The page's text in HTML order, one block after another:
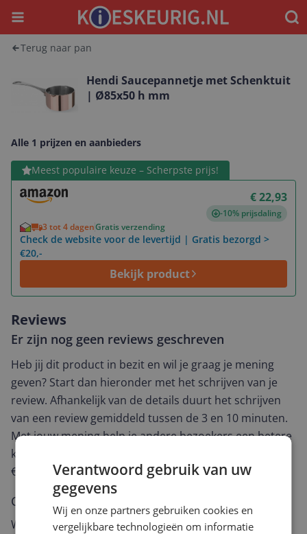
Menu
Terug naar pan
Hendi Saucepannetje met Schenktuit
| Ø85x50 h mm
Alle 1 prijzen en aanbieders
Meest populaire keuze – Scherpste prijs!
€ 22,93
-10% prijsdaling
3 tot 4 dagenGratis verzending
Check de website voor de levertijd | Gratis bezorgd >
€20,-
Bekijk product
Bekijk product
Reviews
Er zijn nog geen reviews geschreven
Heb jij dit product in bezit en wil je graag je mening
geven? Start dan hieronder met het schrijven van je
review. Afhankelijk van de details duurt het schrijven
van een review gemiddeld tussen de 3 en 10 minuten.
Met jouw mening help je andere bezoekers een betere
keuze te maken én maak je iedere maand kans op
€250,-!
Klik hier voor de actievoorwaarden.
Cijfer
Welk cijfer geef jij dit product?
Verantwoord gebruik van uw
gegevens
Wij en onze partners gebruiken cookies en
vergelijkbare technologieën om informatie